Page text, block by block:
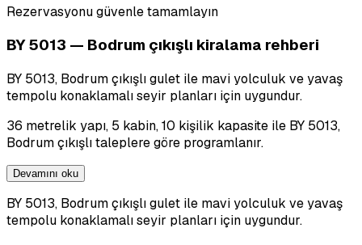
Rezervasyonu güvenle tamamlayın
BY 5013 — Bodrum çıkışlı kiralama rehberi
BY 5013, Bodrum çıkışlı gulet ile mavi yolculuk ve yavaş
tempolu konaklamalı seyir planları için uygundur.
36 metrelik yapı, 5 kabin, 10 kişilik kapasite ile BY 5013,
Bodrum çıkışlı taleplere göre programlanır.
Devamını oku
BY 5013, Bodrum çıkışlı gulet ile mavi yolculuk ve yavaş
tempolu konaklamalı seyir planları için uygundur.